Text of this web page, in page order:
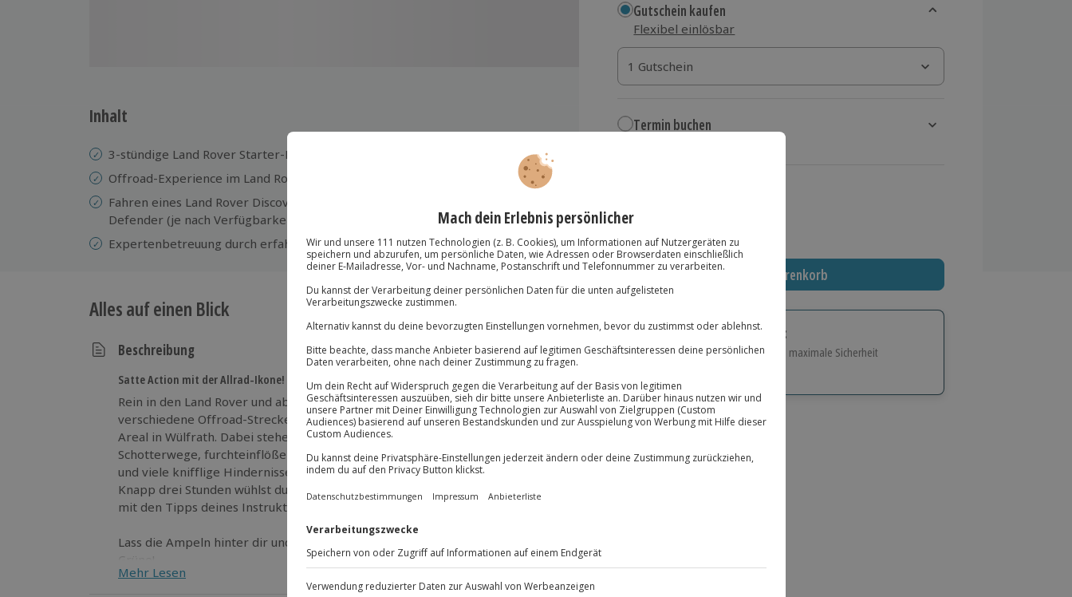
Gutschein kaufen
Flexibel einlösbar
1 Gutschein
1 Gutschein
1 Gutschein
Termin buchen
In den Warenkorb
Immer das richtige Geschenk:
Große Auswahl, volle Flexibilität und maximale Sicherheit
Große Auswahl
Über 9.000 Erlebnisse.
Volle Flexibilität
Maximale Sicherheit
Inhalt
3-stündige Land Rover Starter-Experience
Offroad-Experience im Land Rover Experience Center Wülfrath
Fahren eines Land Rover Discovery, Range Rover, Range Rover Sport oder
Defender (je nach Verfügbarkeit)
Expertenbetreuung durch erfahrenen Land Rover Experience Instruktor
Alles auf einen Blick
Beschreibung
Satte Action mit der Allrad-Ikone!
Rein in den Land Rover und ab ins Gelände! An diesem Tag bewältigst du
verschiedene Offroad-Strecken auf dem offiziellen Land Rover Experience
Areal in Wülfrath. Dabei stehen rutschige Sandpassagen, holprige
Schotterwege, furchteinflößende Steilhänge, verschlammte Wasserlöcher
und viele knifflige Hindernisse wie Felsen und Treppen auf deiner Route.
Knapp drei Stunden wühlst du dich über die Offroad-Pisten und meisterst
mit den Tipps deines Instruktors die verschiedenen Untergründe.
Lass die Ampeln hinter dir und fahr im Land Rover Experience Areal durchs
Grüne!
Mehr Lesen